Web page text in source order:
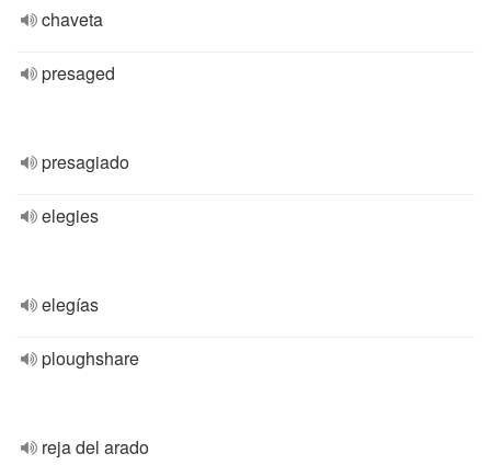
chaveta
presaged
presagiado
elegies
elegías
ploughshare
reja del arado